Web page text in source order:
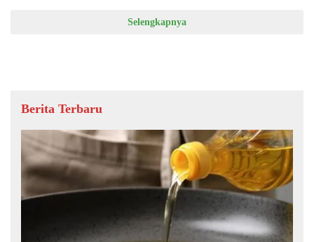
Selengkapnya
Berita Terbaru